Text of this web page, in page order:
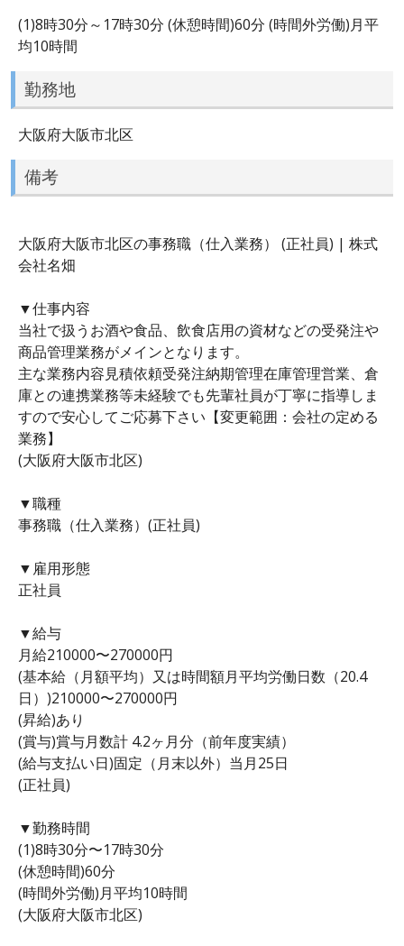
(1)8時30分～17時30分 (休憩時間)60分 (時間外労働)月平
均10時間
勤務地
大阪府大阪市北区
備考
大阪府大阪市北区の事務職（仕入業務） (正社員) | 株式
会社名畑
▼仕事内容
当社で扱うお酒や食品、飲食店用の資材などの受発注や
商品管理業務がメインとなります。
主な業務内容見積依頼受発注納期管理在庫管理営業、倉
庫との連携業務等未経験でも先輩社員が丁寧に指導しま
すので安心してご応募下さい【変更範囲：会社の定める
業務】
(大阪府大阪市北区)
▼職種
事務職（仕入業務）(正社員)
▼雇用形態
正社員
▼給与
月給210000〜270000円
(基本給（月額平均）又は時間額月平均労働日数（20.4
日）)210000〜270000円
(昇給)あり
(賞与)賞与月数計 4.2ヶ月分（前年度実績）
(給与支払い日)固定（月末以外）当月25日
(正社員)
▼勤務時間
(1)8時30分〜17時30分
(休憩時間)60分
(時間外労働)月平均10時間
(大阪府大阪市北区)